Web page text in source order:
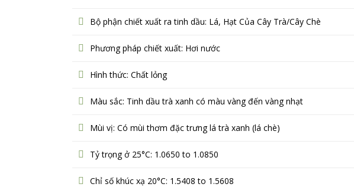
Bộ phận chiết xuất ra tinh dầu: Lá, Hạt Của Cây Trà/Cây Chè
Phương pháp chiết xuất: Hơi nước
Hình thức: Chất lỏng
Màu sắc: Tinh dầu trà xanh có màu vàng đến vàng nhạt
Mùi vị: Có mùi thơm đặc trưng lá trà xanh (lá chè)
Tỷ trọng ở 25°C: 1.0650 to 1.0850
Chỉ số khúc xạ 20°C: 1.5408 to 1.5608